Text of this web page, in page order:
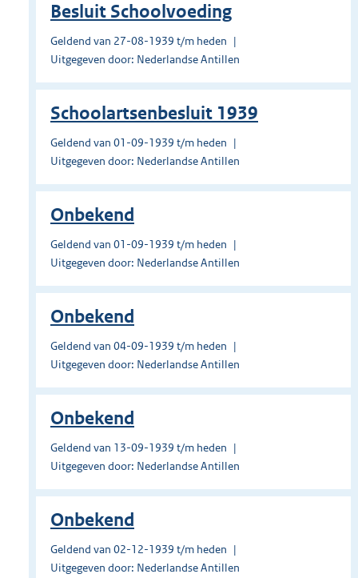
Besluit Schoolvoeding
Geldend van 27-08-1939 t/m heden
Uitgegeven door: Nederlandse Antillen
Schoolartsenbesluit 1939
Geldend van 01-09-1939 t/m heden
Uitgegeven door: Nederlandse Antillen
Onbekend
Geldend van 01-09-1939 t/m heden
Uitgegeven door: Nederlandse Antillen
Onbekend
Geldend van 04-09-1939 t/m heden
Uitgegeven door: Nederlandse Antillen
Onbekend
Geldend van 13-09-1939 t/m heden
Uitgegeven door: Nederlandse Antillen
Onbekend
Geldend van 02-12-1939 t/m heden
Uitgegeven door: Nederlandse Antillen